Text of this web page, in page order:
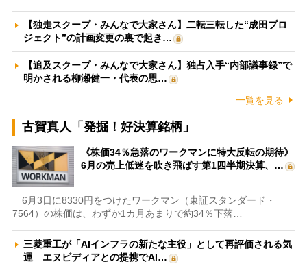
【独走スクープ・みんなで大家さん】二転三転した“成田プロ
ジェクト”の計画変更の裏で起き…
【追及スクープ・みんなで大家さん】独占入手“内部議事録”で
明かされる柳瀬健一・代表の思…
一覧を見る
古賀真人「発掘！好決算銘柄」
《株価34％急落のワークマンに特大反転の期待》
6月の売上低迷を吹き飛ばす第1四半期決算、…
6月3日に8330円をつけたワークマン（東証スタンダード・
7564）の株価は、わずか1カ月あまりで約34％下落…
三菱重工が「AIインフラの新たな主役」として再評価される気
運 エヌビディアとの提携でAI…